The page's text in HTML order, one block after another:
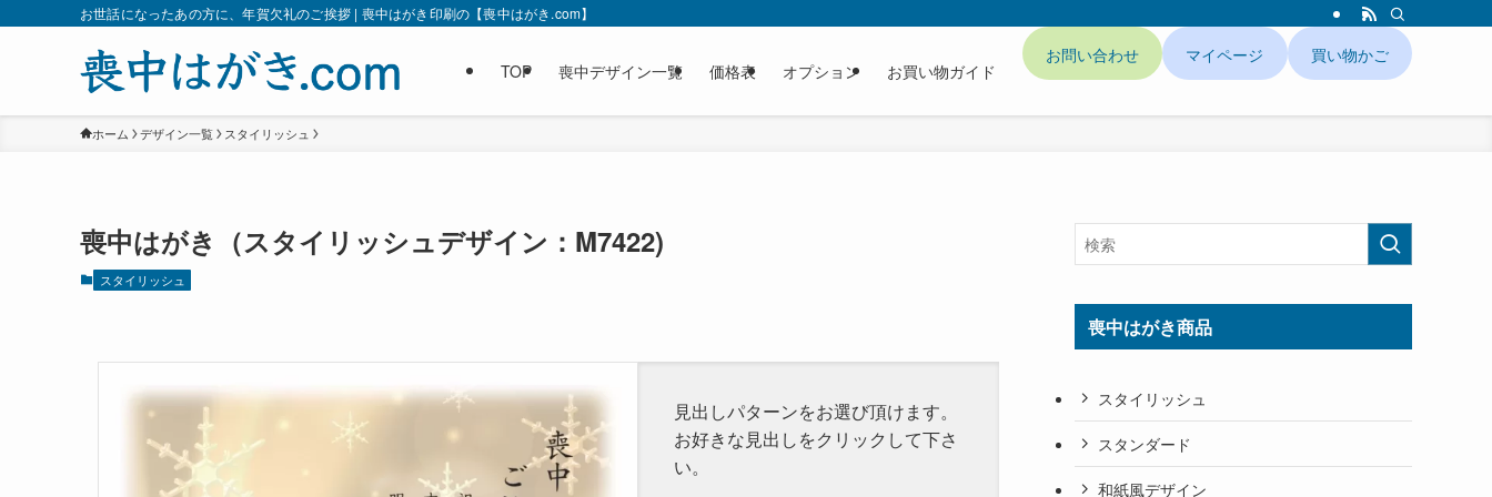
お世話になったあの方に、年賀欠礼のご挨拶 | 喪中はがき印刷の【喪中はがき.com】
TOP 喪中デザイン一覧 価格表 オプション お買い物ガイド
お問い合わせ マイページ 買い物かご
ホーム デザイン一覧 スタイリッシュ
喪中はがき（スタイリッシュデザイン：M7422)
スタイリッシュ
見出しパターンをお選び頂けます。
お好きな見出しをクリックして下さ
い。
喪中はがき商品
スタイリッシュ
スタンダード
和紙風デザイン